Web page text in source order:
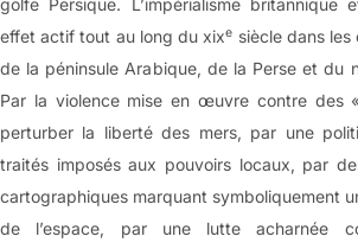
golfe Persique. L’impérialisme britannique
effet actif tout au long du xixe siècle dans
de la péninsule Arabique, de la Perse et du
Par la violence mise en œuvre contre des
perturber la liberté des mers, par une
traités imposés aux pouvoirs locaux, par
cartographiques marquant symboliquement
de l’espace, par une lutte acharnée